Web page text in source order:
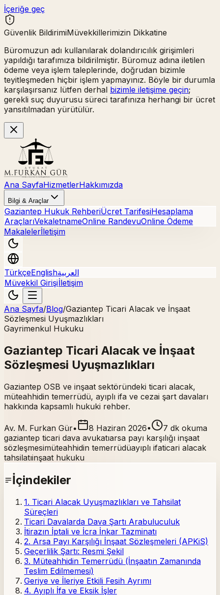
İçeriğe geç
Güvenlik BildirimiMüvekkillerimizin Dikkatine
Büromuzun adı kullanılarak dolandırıcılık girişimleri
yapıldığı tarafımıza bildirilmiştir. Büromuz adına iletilen
ödeme veya işlem taleplerinde, doğrudan bizimle
teyitleşmeden hiçbir işlem yapmayınız. Böyle bir durumla
karşılaşırsanız lütfen derhal bizimle iletişime geçin;
gerekli suç duyurusu süreci tarafınıza herhangi bir ücret
yansıtılmadan yürütülür.
Ana SayfaHizmetlerHakkımızda
Bilgi & Araçlar
Gaziantep Hukuk RehberiÜcret TarifesiHesaplama
AraçlarıVekaletnameOnline RandevuOnline Ödeme
Makalelerİletişim
TürkçeEnglishالعربية
Müvekkil Girişiİletişim
Ana Sayfa/Blog/Gaziantep Ticari Alacak ve İnşaat
Sözleşmesi Uyuşmazlıkları
Gayrimenkul Hukuku
Gaziantep Ticari Alacak ve İnşaat
Sözleşmesi Uyuşmazlıkları
Gaziantep OSB ve inşaat sektöründeki ticari alacak,
müteahhidin temerrüdü, ayıplı ifa ve cezai şart davaları
hakkında kapsamlı hukuki rehber.
Av. M. Furkan Gür• 8 Haziran 2026•
7 dk okuma
gaziantep ticari dava avukatıarsa payı karşılığı inşaat
sözleşmesimüteahhidin temerrüdüayıplı ifaticari alacak
tahsilatıinşaat hukuku
İçindekiler
1. Ticari Alacak Uyuşmazlıkları ve Tahsilat
Süreçleri
Ticari Davalarda Dava Şartı Arabuluculuk
İtirazın İptali ve İcra İnkar Tazminatı
2. Arsa Payı Karşılığı İnşaat Sözleşmeleri (APKiS)
Geçerlilik Şartı: Resmi Şekil
3. Müteahhidin Temerrüdü (İnşaatın Zamanında
Teslim Edilmemesi)
Geriye ve İleriye Etkili Fesih Ayrımı
4. Ayıplı İfa ve Eksik İşler